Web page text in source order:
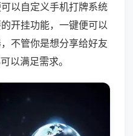
以自定义手机打牌系统
开挂功能，一键便可以
不管你是想分享给好友
以满足需求。